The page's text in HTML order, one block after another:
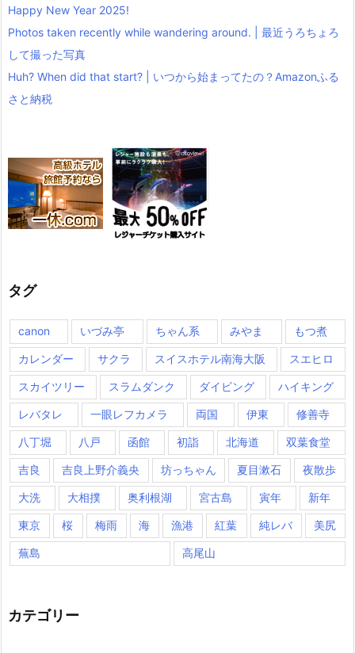
Happy New Year 2025!
Photos taken recently while wandering around. | 最近うろちょろ
して撮った写真
Huh? When did that start? | いつから始まってたの？Amazonふる
さと納税
タグ
canon いづみ亭 ちゃん系 みやま もつ煮
カレンダー サクラ スイスホテル南海大阪 スエヒロ
スカイツリー スラムダンク ダイビング ハイキング
レバタレ 一眼レフカメラ 両国 伊東 修善寺
八丁堀 八戸 函館 初詣 北海道 双葉食堂
吉良 吉良上野介義央 坊っちゃん 夏目漱石 夜散歩
大洗 大相撲 奥利根湖 宮古島 寅年 新年
東京 桜 梅雨 海 漁港 紅葉 純レバ 美尻
蕪島 高尾山
カテゴリー